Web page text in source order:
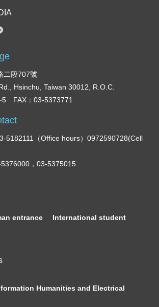
二段707號
Hsinchu, Taiwan 30012, R.O.C.
FAX：03-5373771
5182111（Office hours）0972590728(Cell
，03-5375015
entrance International student
Humanities and Electrical